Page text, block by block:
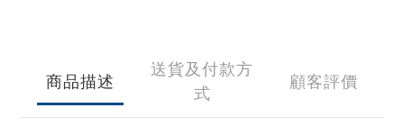
商品描述
送貨及付款方
式
顧客評價